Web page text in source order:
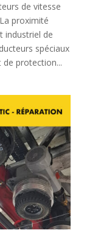
de vitesse
proximité
industriel de
spéciaux
protection...